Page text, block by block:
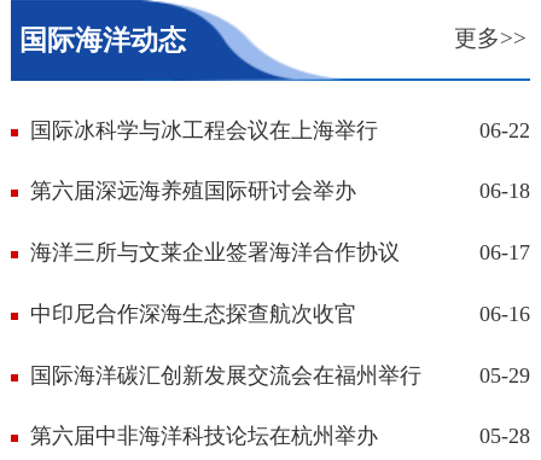
国际海洋动态 更多>>
国际冰科学与冰工程会议在上海举行 06-22
第六届深远海养殖国际研讨会举办 06-18
海洋三所与文莱企业签署海洋合作协议 06-17
中印尼合作深海生态探查航次收官 06-16
国际海洋碳汇创新发展交流会在福州举行 05-29
第六届中非海洋科技论坛在杭州举办 05-28